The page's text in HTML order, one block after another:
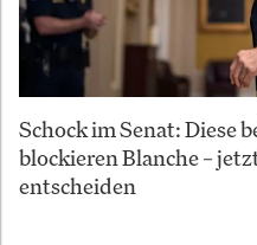
Schock im Senat: Diese
blockieren Blanche –
entscheiden